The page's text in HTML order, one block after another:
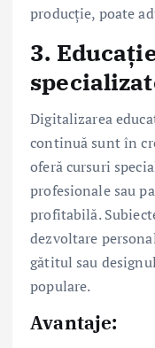
producție, poate
3.
Digitalizarea
continuă sunt în
oferă cursuri
profesionale sau
profitabilă.
dezvoltare
gătitul sau
populare.
Avantaje: